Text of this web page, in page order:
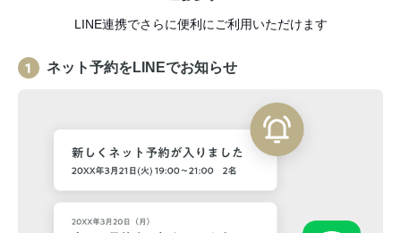
LINE連携でさらに便利にご利用いただけます
ネット予約をLINEでお知らせ